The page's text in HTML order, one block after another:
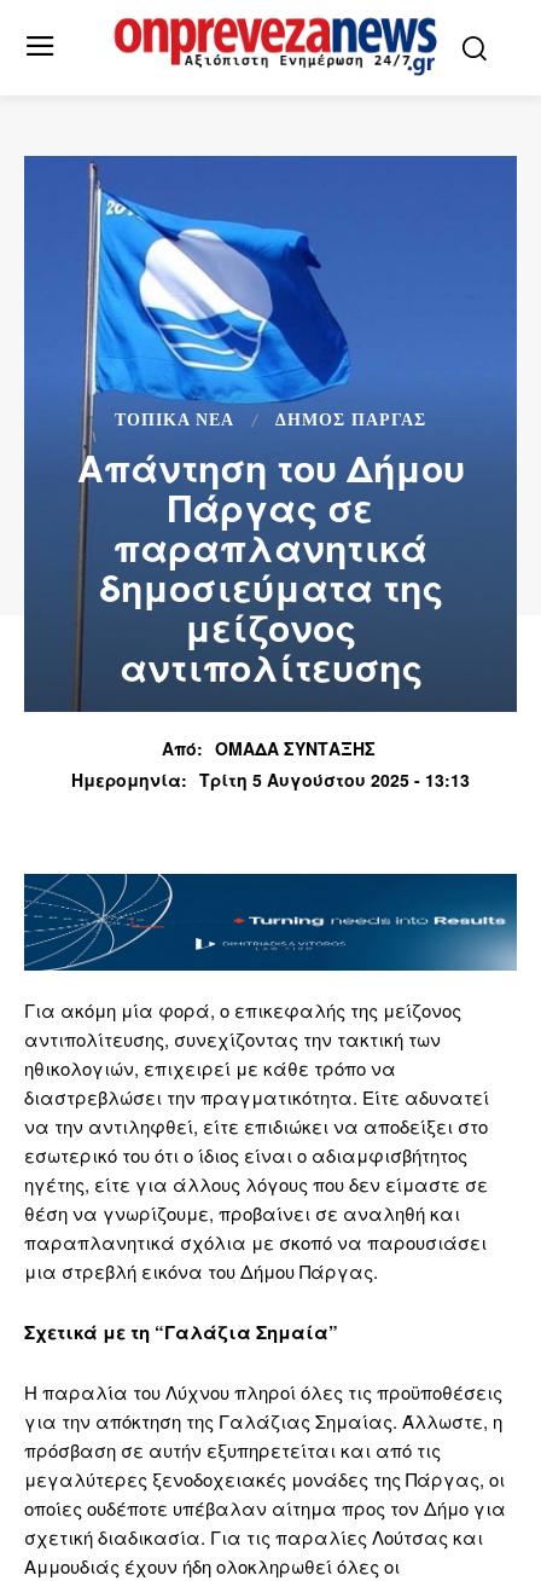
ΤΟΠΙΚΆ ΝΈΑ ΔΉΜΟΣ ΠΆΡΓΑΣ
Απάντηση του Δήμου
Πάργας σε
παραπλανητικά
δημοσιεύματα της
μείζονος
αντιπολίτευσης
Από: ΟΜΑΔΑ ΣΥΝΤΑΞΗΣ
Ημερομηνία: Τρίτη 5 Αυγούστου 2025 - 13:13
Για ακόμη μία φορά, ο επικεφαλής της μείζονος
αντιπολίτευσης, συνεχίζοντας την τακτική των
ηθικολογιών, επιχειρεί με κάθε τρόπο να
διαστρεβλώσει την πραγματικότητα. Είτε αδυνατεί
να την αντιληφθεί, είτε επιδιώκει να αποδείξει στο
εσωτερικό του ότι ο ίδιος είναι ο αδιαμφισβήτητος
ηγέτης, είτε για άλλους λόγους που δεν είμαστε σε
θέση να γνωρίζουμε, προβαίνει σε αναληθή και
παραπλανητικά σχόλια με σκοπό να παρουσιάσει
μια στρεβλή εικόνα του Δήμου Πάργας.
Σχετικά με τη “Γαλάζια Σημαία”
Η παραλία του Λύχνου πληροί όλες τις προϋποθέσεις
για την απόκτηση της Γαλάζιας Σημαίας. Άλλωστε, η
πρόσβαση σε αυτήν εξυπηρετείται και από τις
μεγαλύτερες ξενοδοχειακές μονάδες της Πάργας, οι
οποίες ουδέποτε υπέβαλαν αίτημα προς τον Δήμο για
σχετική διαδικασία. Για τις παραλίες Λούτσας και
Αμμουδιάς έχουν ήδη ολοκληρωθεί όλες οι